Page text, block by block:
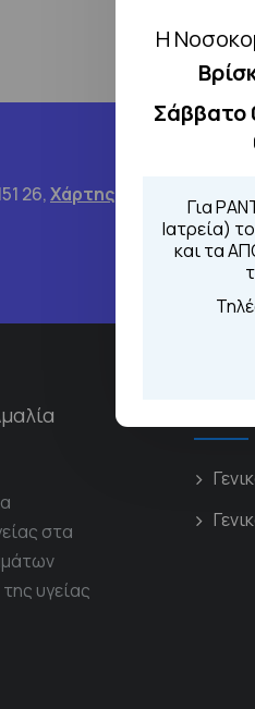
Η
Σάββατο
Για
Ιατρεία)
και τα
26,Χάρτης Περιοχής
στα
υγείας